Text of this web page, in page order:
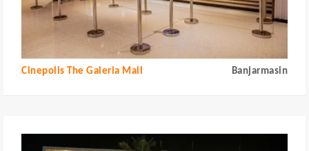
Cinepolis The Galeria Mall Banjarmasin